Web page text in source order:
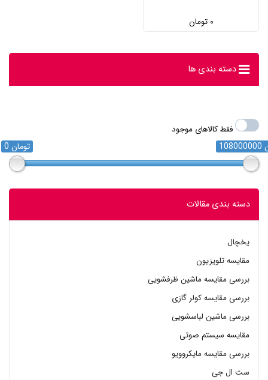
۰ تومان
دسته بندی ها
فقط کالاهای موجود
0 تومان
دسته بندی مقالات
یخچال
مقایسه تلویزیون
بررسی مقایسه ماشین ظرفشویی
بررسی مقایسه کولر گازی
بررسی ماشین لباسشویی
مقایسه سیستم صوتی
بررسی مقایسه مایکروویو
ست ال جی